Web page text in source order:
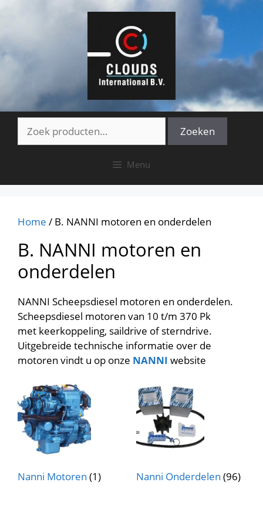
de
inhoud
Menu
Zoeken
naar:
Zoeken
Home / B. NANNI motoren en onderdelen
B. NANNI motoren en
onderdelen
NANNI Scheepsdiesel motoren en onderdelen.
Scheepsdiesel motoren van 10 t/m 370 Pk
met keerkoppeling, saildrive of sterndrive.
Uitgebreide technische informatie over de
motoren vindt u op onze NANNI website
Nanni Motoren (1) Nanni Onderdelen (96)